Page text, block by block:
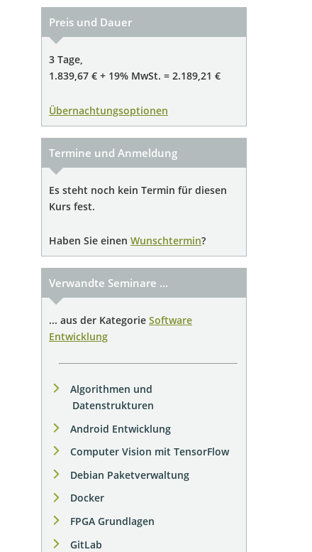
Preis und Dauer
3 Tage,
1.839,67 € + 19% MwSt. = 2.189,21 €
Übernachtungsoptionen
Termine und Anmeldung
Es steht noch kein Termin für diesen
Kurs fest.
Haben Sie einen Wunschtermin?
Verwandte Seminare ...
... aus der Kategorie Software
Entwicklung
Algorithmen und
Datenstrukturen
Android Entwicklung
Computer Vision mit TensorFlow
Debian Paketverwaltung
Docker
FPGA Grundlagen
GitLab